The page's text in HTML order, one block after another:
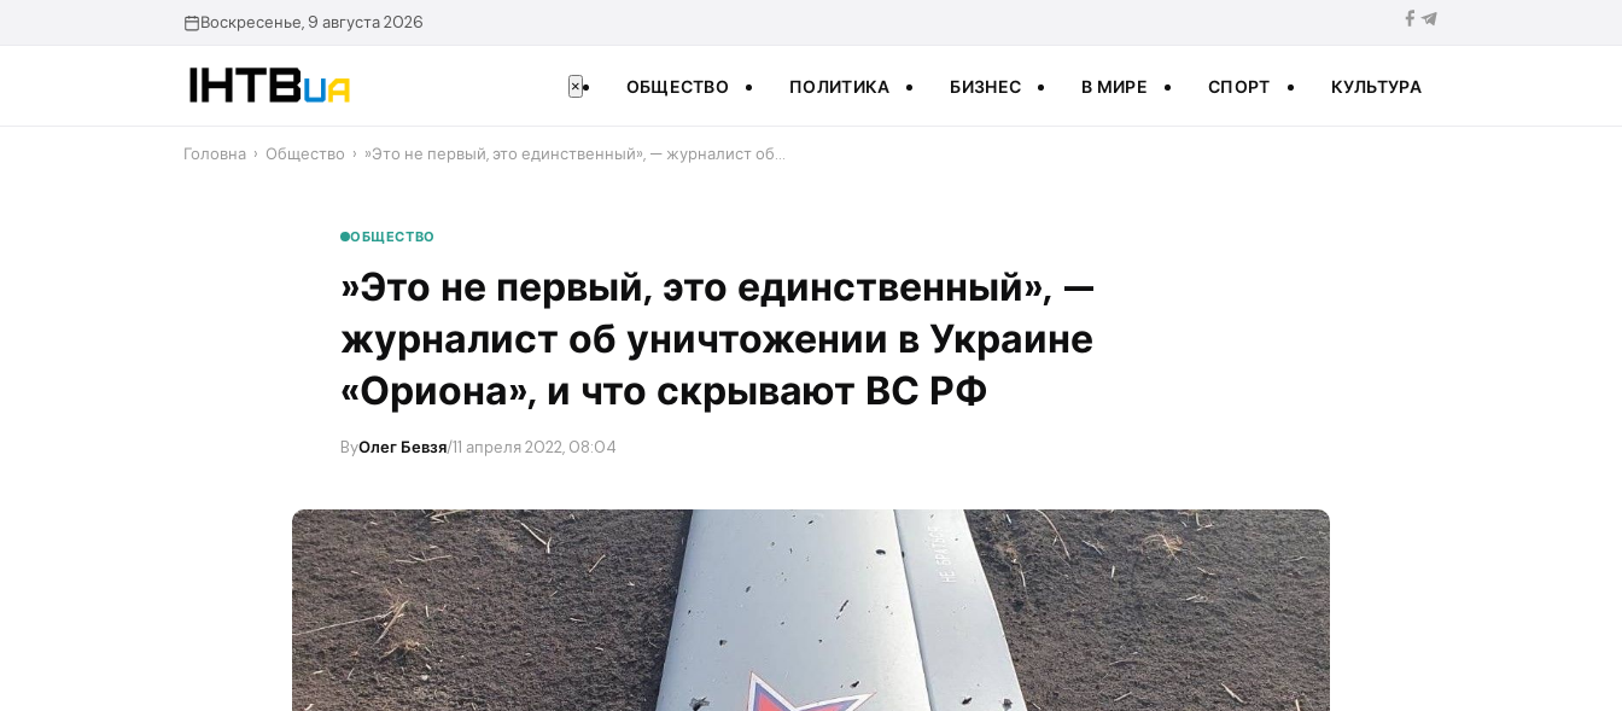
Воскресенье, 9 августа 2026
× ОБЩЕСТВО ПОЛИТИКА БИЗНЕС В МИРЕ СПОРТ КУЛЬТУРА
Головна › Общество › ​»Это не первый, это единственный», — журналист об…
ОБЩЕСТВО
​»Это не первый, это единственный», —
журналист об уничтожении в Украине
«Ориона», и что скрывают ВС РФ
ByОлег Бевзя/11 апреля 2022, 08:04